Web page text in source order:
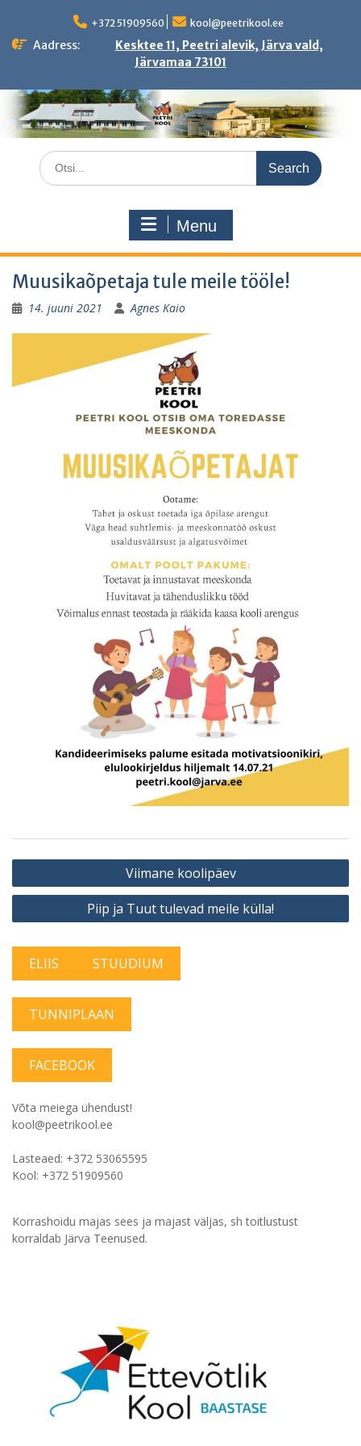
content
+372 51909560 kool@peetrikool.ee
Aadress:
Kesktee 11, Peetri alevik, Järva vald,
Järvamaa 73101
Search
for:
Menu
Muusikaõpetaja tule meile tööle!
14. juuni 2021 Agnes Kaio
Navigeerimine
Viimane koolipäev
Piip ja Tuut tulevad meile külla!
ELIIS STUUDIUM
TUNNIPLAAN
FACEBOOK
Võta meiega ühendust!
kool@peetrikool.ee
Lasteaed: +372 53065595
Kool: +372 51909560
Korrashoidu majas sees ja majast väljas, sh toitlustust
korraldab Järva Teenused.